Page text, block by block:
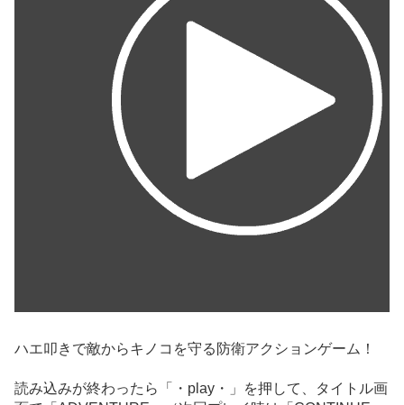
ハエ叩きで敵からキノコを守る防衛アクションゲーム！
読み込みが終わったら「・play・」を押して、タイトル画